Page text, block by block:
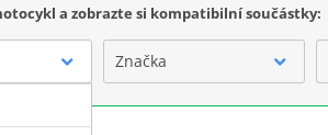
a zobrazte si kompatibilní součástky:
Značka